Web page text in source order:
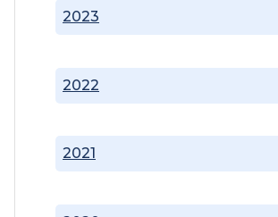
2021
2022
2023